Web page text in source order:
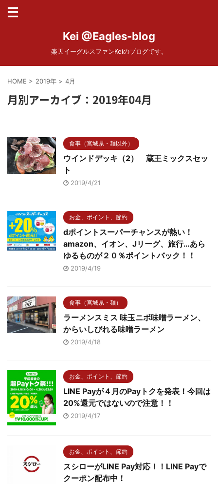
Kei @Eagles-blog
楽天イーグルスファンKeiのブログです。
HOME > 2019年 > 4月
月別アーカイブ：2019年04月
食事（宮城県・麺以外）
ウインドデッキ（2） 蔵王ミックスセッ
ト
2019/4/21
お金、ポイント、節約
dポイントスーパーチャンスが熱い！
amazon、イオン、Jリーグ、旅行…あら
ゆるものが２０％ポイントバック！！
2019/4/19
食事（宮城県・麺）
ラーメンスミス 味玉ニボ味噌ラーメン、
からいしびれる味噌ラーメン
2019/4/18
お金、ポイント、節約
LINE Payが４月のPayトクを発表！今回は
20%還元ではないので注意！！
2019/4/17
お金、ポイント、節約
スシローがLINE Pay対応！！LINE Payで
クーポン配布中！